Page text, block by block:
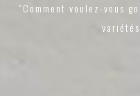
"Comment voulez-vous